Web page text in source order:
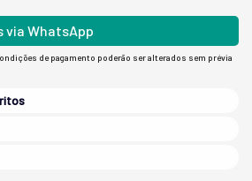
via WhatsApp
de pagamento poderão ser alterados sem prévia